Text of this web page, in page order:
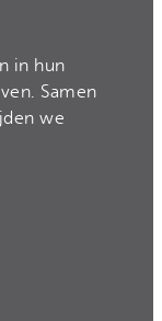
in hun
Samen
we